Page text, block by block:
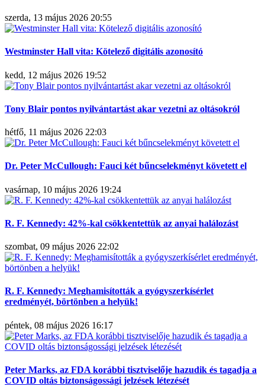
szerda, 13 május 2026 20:55
Westminster Hall vita: Kötelező digitális azonosító
kedd, 12 május 2026 19:52
Tony Blair pontos nyilvántartást akar vezetni az oltásokról
hétfő, 11 május 2026 22:03
Dr. Peter McCullough: Fauci két bűncselekményt követett el
vasárnap, 10 május 2026 19:24
R. F. Kennedy: 42%-kal csökkentettük az anyai halálozást
szombat, 09 május 2026 22:02
R. F. Kennedy: Meghamisították a gyógyszerkísérlet
eredményét, börtönben a helyük!
péntek, 08 május 2026 16:17
Peter Marks, az FDA korábbi tisztviselője hazudik és tagadja a
COVID oltás biztonságossági jelzések létezését